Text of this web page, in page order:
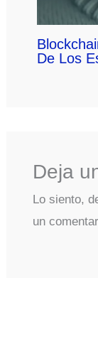
De Los
Deja
Lo siento,
un